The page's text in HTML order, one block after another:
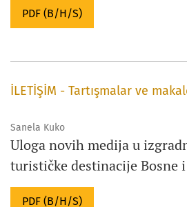
PDF (B/H/S)
İLETİŞİM - Tartışmalar ve
Sanela Kuko
Uloga novih medija u
turističke destinacije Bosne
PDF (B/H/S)